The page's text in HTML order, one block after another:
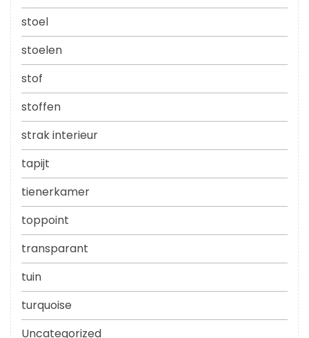
stoel
stoelen
stof
stoffen
strak interieur
tapijt
tienerkamer
toppoint
transparant
tuin
turquoise
Uncategorized